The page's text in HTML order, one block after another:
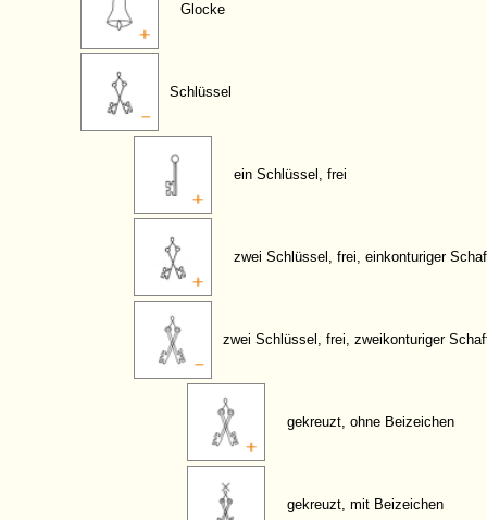
Glocke
Schlüssel
ein Schlüssel, frei
zwei Schlüssel, frei, einkonturiger
zwei Schlüssel, frei, zweikonturiger
gekreuzt, ohne Beizeichen
gekreuzt, mit Beizeichen